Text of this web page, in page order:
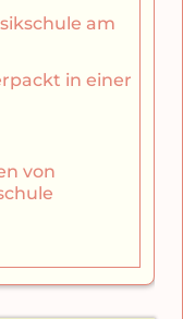
am
in einer
von